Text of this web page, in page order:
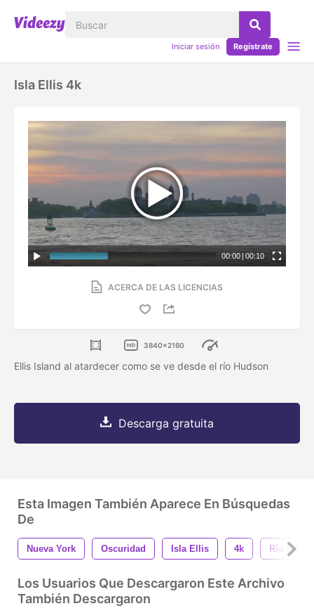
Iniciar sesión Regístrate
Isla Ellis 4k
00:00 | 00:10
ACERCA DE LAS LICENCIAS
3840x2160
Ellis Island al atardecer como se ve desde el río Hudson
Descarga gratuita
Esta Imagen También Aparece En Búsquedas
De
Nueva York Oscuridad Isla Ellis 4k Río
Los Usuarios Que Descargaron Este Archivo
También Descargaron